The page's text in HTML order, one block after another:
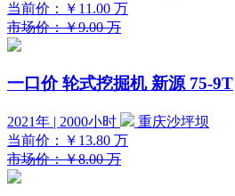
当前价：
￥11.00 万
市场价：￥9.00 万
一口价 轮式挖掘机 新源 75-9T
2021年 | 2000小时
重庆沙坪坝
当前价：
￥13.80 万
市场价：￥8.00 万